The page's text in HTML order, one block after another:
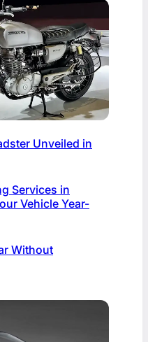
Unveiled in
Services in
Vehicle Year-
Without